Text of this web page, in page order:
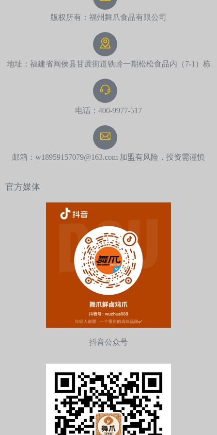
版权所有：福州舞爪食品有限公司
地址：福建省闽侯县甘蔗街道铁岭一期松松食品内（7-1）栋
电话：400-9977-517
邮箱：w18959157079@163.com 加盟有风险，投资需谨慎
官方媒体
抖音公众号